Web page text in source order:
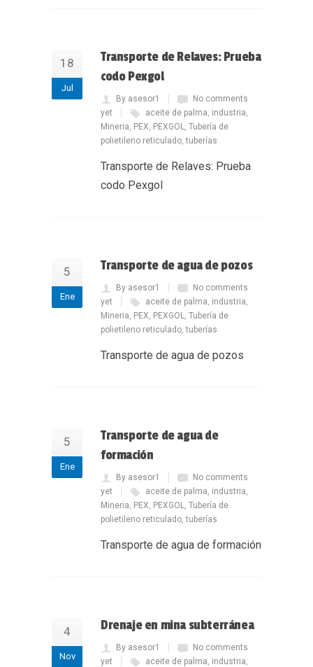
18
Jul
Transporte de Relaves: Prueba
codo Pexgol
By asesor1
No comments
yet
aceite de palma, industria,
Mineria, PEX, PEXGOL, Tubería de
polietileno reticulado,tuberías
Transporte de Relaves: Prueba
codo Pexgol
5
Ene
Transporte de agua de pozos
By asesor1
No comments
yet
aceite de palma, industria,
Mineria, PEX, PEXGOL, Tubería de
polietileno reticulado,tuberías
Transporte de agua de pozos
5
Ene
Transporte de agua de
formación
By asesor1
No comments
yet
aceite de palma, industria,
Mineria, PEX, PEXGOL, Tubería de
polietileno reticulado,tuberías
Transporte de agua de formación
4
Nov
Drenaje en mina subterránea
By asesor1
No comments
yet
aceite de palma, industria,